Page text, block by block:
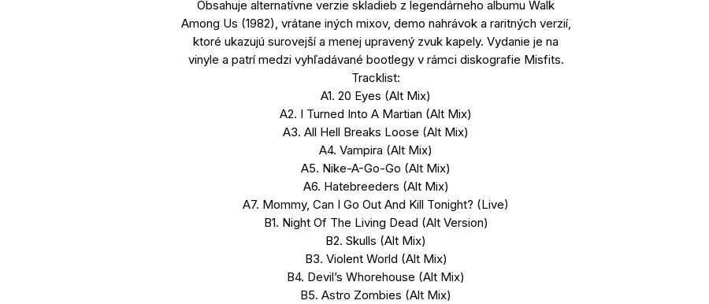
Obsahuje alternatívne verzie skladieb z legendárneho albumu Walk
Among Us (1982), vrátane iných mixov, demo nahrávok a raritných verzií,
ktoré ukazujú surovejší a menej upravený zvuk kapely. Vydanie je na
vinyle a patrí medzi vyhľadávané bootlegy v rámci diskografie Misfits.
Tracklist:
A1. 20 Eyes (Alt Mix)
A2. I Turned Into A Martian (Alt Mix)
A3. All Hell Breaks Loose (Alt Mix)
A4. Vampira (Alt Mix)
A5. Nike-A-Go-Go (Alt Mix)
A6. Hatebreeders (Alt Mix)
A7. Mommy, Can I Go Out And Kill Tonight? (Live)
B1. Night Of The Living Dead (Alt Version)
B2. Skulls (Alt Mix)
B3. Violent World (Alt Mix)
B4. Devil’s Whorehouse (Alt Mix)
B5. Astro Zombies (Alt Mix)